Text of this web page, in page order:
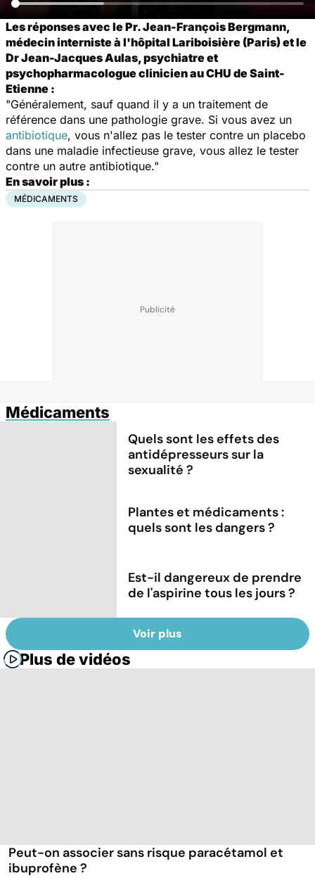
Les réponses avec le Pr. Jean-François Bergmann,
médecin interniste à l'hôpital Lariboisière (Paris) et le
Dr Jean-Jacques Aulas, psychiatre et
psychopharmacologue clinicien au CHU de Saint-
Etienne :
"Généralement, sauf quand il y a un traitement de
référence dans une pathologie grave. Si vous avez un
antibiotique, vous n'allez pas le tester contre un placebo
dans une maladie infectieuse grave, vous allez le tester
contre un autre antibiotique."
En savoir plus :
MÉDICAMENTS
Médicaments
Quels sont les effets des
antidépresseurs sur la
sexualité ?
Plantes et médicaments :
quels sont les dangers ?
Est-il dangereux de prendre
de l'aspirine tous les jours ?
Voir plus
Plus de vidéos
Peut-on associer sans risque paracétamol et
ibuprofène ?